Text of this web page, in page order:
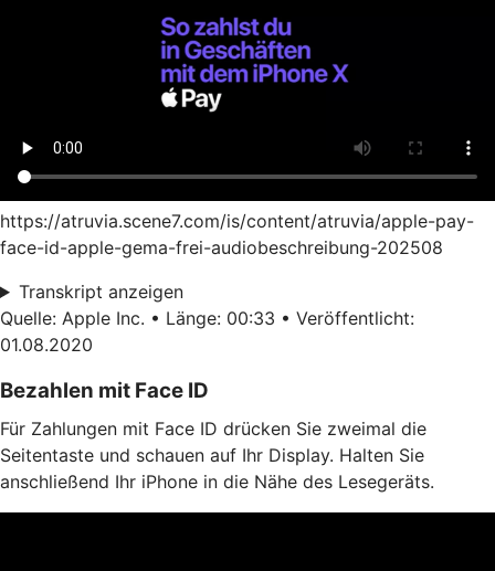
https://atruvia.scene7.com/is/content/atruvia/apple-pay-
face-id-apple-gema-frei-audiobeschreibung-202508
Transkript anzeigen
Quelle: Apple Inc. • Länge: 00:33 • Veröffentlicht:
01.08.2020
Bezahlen mit Face ID
Für Zahlungen mit Face ID drücken Sie zweimal die
Seitentaste und schauen auf Ihr Display. Halten Sie
anschließend Ihr iPhone in die Nähe des Lesegeräts.